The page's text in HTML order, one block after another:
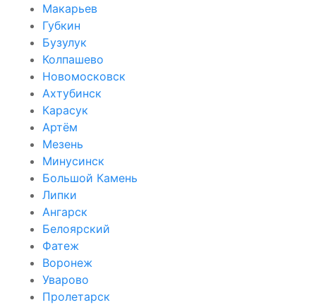
Макарьев
Губкин
Бузулук
Колпашево
Новомосковск
Ахтубинск
Карасук
Артём
Мезень
Минусинск
Большой Камень
Липки
Ангарск
Белоярский
Фатеж
Воронеж
Уварово
Пролетарск